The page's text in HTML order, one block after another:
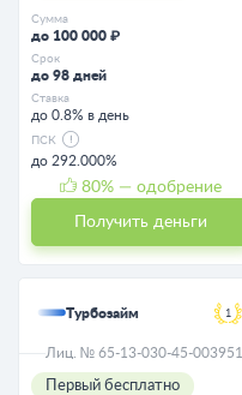
Сумма
до 100 000 ₽
Срок
до 98 дней
Ставка
до 0.8% в день
ПСК
до 292.000%
80% — одобрение
Получить деньги
Турбозайм 1
Лиц. № 65-13-030-45-003951
Первый бесплатно